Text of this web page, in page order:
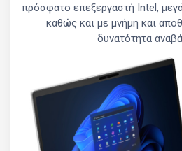
πρόσφατο επεξεργαστή Intel,
καθώς και με μνήμη και
δυνατότητα